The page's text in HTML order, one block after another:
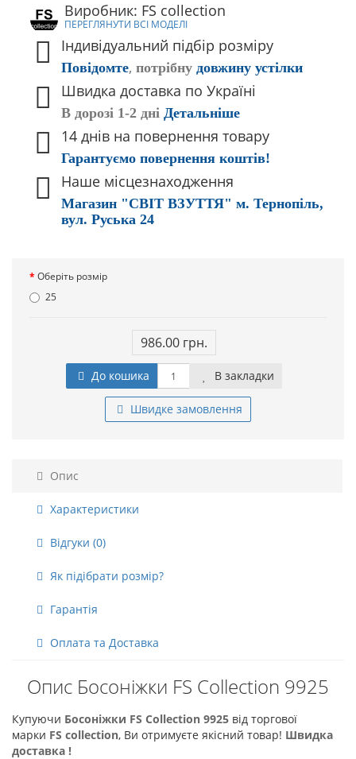
Виробник: FS collection
ПЕРЕГЛЯНУТИ ВСІ МОДЕЛІ
Індивідуальний підбір розміру
Повідомте, потрібну довжину устілки
Швидка доставка по Україні
В дорозі 1-2 дні Детальніше
14 днів на повернення товару
Гарантуємо повернення коштів!
Наше місцезнаходження
Магазин "СВІТ ВЗУТТЯ" м. Тернопіль,
вул. Руська 24
Оберіть розмір
25
986.00 грн.
До кошика В закладки
Швидке замовлення
Опис
Характеристики
Відгуки (0)
Як підібрати розмір?
Гарантія
Оплата та Доставка
Опис Босоніжки FS Collection 9925
Купуючи Босоніжки FS Collection 9925 від торгової
марки FS collection, Ви отримуєте якісний товар! Швидка
доставка !